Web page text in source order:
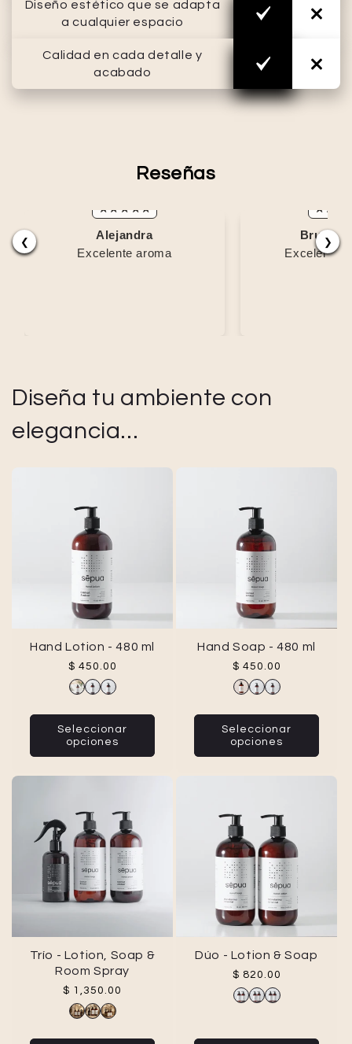
Diseño estético que se adapta
a cualquier espacio
Calidad en cada detalle y
acabado
Reseñas
❮ ❯
Alejandra
Excelente aroma
Bruno
Excelente
Diseña tu ambiente con
elegancia...
Hand Lotion - 480 ml
Precio habitual
$ 450.00
Seleccionar
opciones
Hand Soap - 480 ml
Precio habitual
$ 450.00
Seleccionar
opciones
Trío - Lotion, Soap &
Room Spray
Precio habitual
$ 1,350.00
Dúo - Lotion & Soap
Precio habitual
$ 820.00